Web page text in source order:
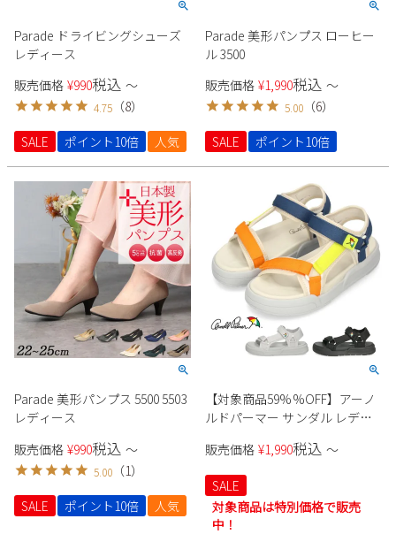
Parade ドライビングシューズ
レディース
販売価格 ¥990税込 〜
4.75 （8）
SALE
ポイント10倍 人気
Parade 美形パンプス ローヒー
ル 3500
販売価格 ¥1,990税込 〜
5.00 （6）
SALE
ポイント10倍
Parade 美形パンプス 5500 5503
レディース
販売価格 ¥990税込 〜
5.00 （1）
SALE
ポイント10倍 人気
【対象商品59%%OFF】アーノ
ルドパーマー サンダル レディ
れ かわいい 厚底 黒 スポサン ス
トラップ 軽い 面ファスナー
AL5420 Arnold Palmer
販売価格 ¥1,990税込 〜
SALE
対象商品は特別価格で販売
中！